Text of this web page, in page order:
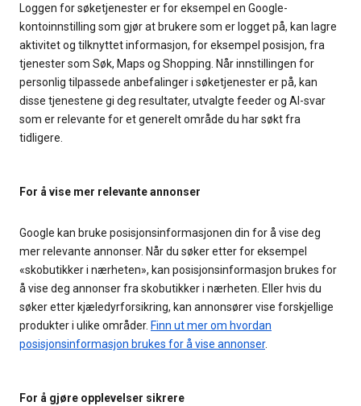
Loggen for søketjenester er for eksempel en Google-
kontoinnstilling som gjør at brukere som er logget på, kan lagre
aktivitet og tilknyttet informasjon, for eksempel posisjon, fra
tjenester som Søk, Maps og Shopping. Når innstillingen for
personlig tilpassede anbefalinger i søketjenester er på, kan
disse tjenestene gi deg resultater, utvalgte feeder og AI-svar
som er relevante for et generelt område du har søkt fra
tidligere.
For å vise mer relevante annonser
Google kan bruke posisjonsinformasjonen din for å vise deg
mer relevante annonser. Når du søker etter for eksempel
«skobutikker i nærheten», kan posisjonsinformasjon brukes for
å vise deg annonser fra skobutikker i nærheten. Eller hvis du
søker etter kjæledyrforsikring, kan annonsører vise forskjellige
produkter i ulike områder. Finn ut mer om hvordan
posisjonsinformasjon brukes for å vise annonser.
For å gjøre opplevelser sikrere